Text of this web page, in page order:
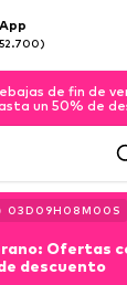
de fin de
un 50% de
03D 09H 07M 57S
Ofertas
descuento